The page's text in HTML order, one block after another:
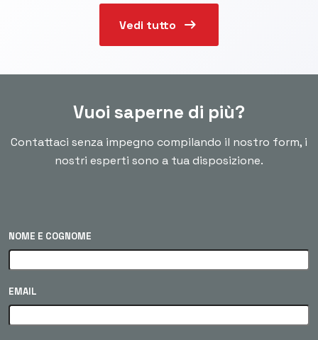
Vedi tutto arrow_right_alt
Vuoi saperne di più?
Contattaci senza impegno compilando il nostro form, i
nostri esperti sono a tua disposizione.
NOME E COGNOME
EMAIL